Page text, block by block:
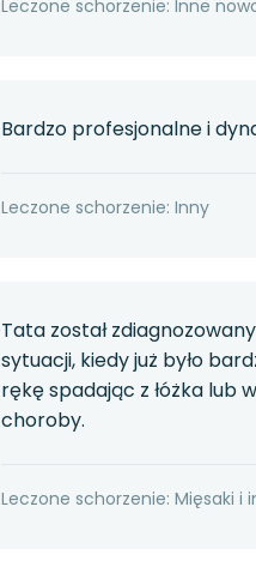
Leczone schorzenie: Inne
Bardzo profesjonalne i
Leczone schorzenie: Inny
Tata został
sytuacji, kiedy już było
rękę spadając z łóżka lub
choroby.
Leczone schorzenie: Mięsaki i